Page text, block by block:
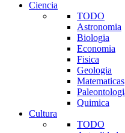
Ciencia
TODO
Astronomia
Biologia
Economia
Fisica
Geologia
Matematicas
Quimica
Cultura
TODO